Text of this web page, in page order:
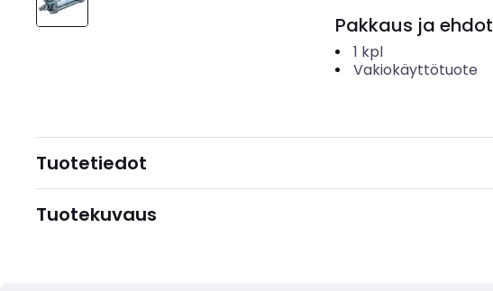
Pakkaus ja ehdot
1 kpl
Vakiokäyttötuote
Tuotetiedot
Tuotekuvaus